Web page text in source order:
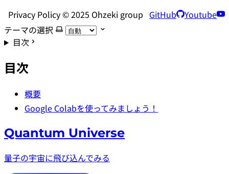
Privacy Policy © 2025 Ohzeki group GitHub
Youtube
テーマの選択
目次
目次
概要
Google Colabを使ってみましょう！
Quantum Universe
量子の宇宙に飛び込んでみる